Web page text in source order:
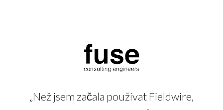
„Než jsem začala používat Fieldwire,